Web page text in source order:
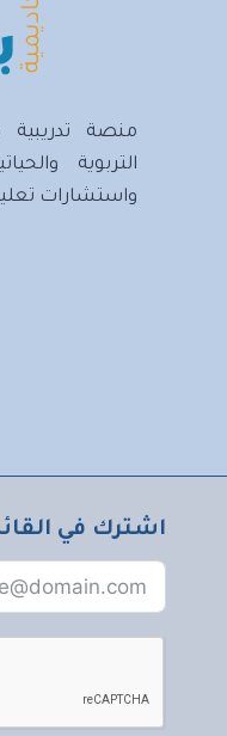
منصة
التربوية
واستشارات
اشترك في